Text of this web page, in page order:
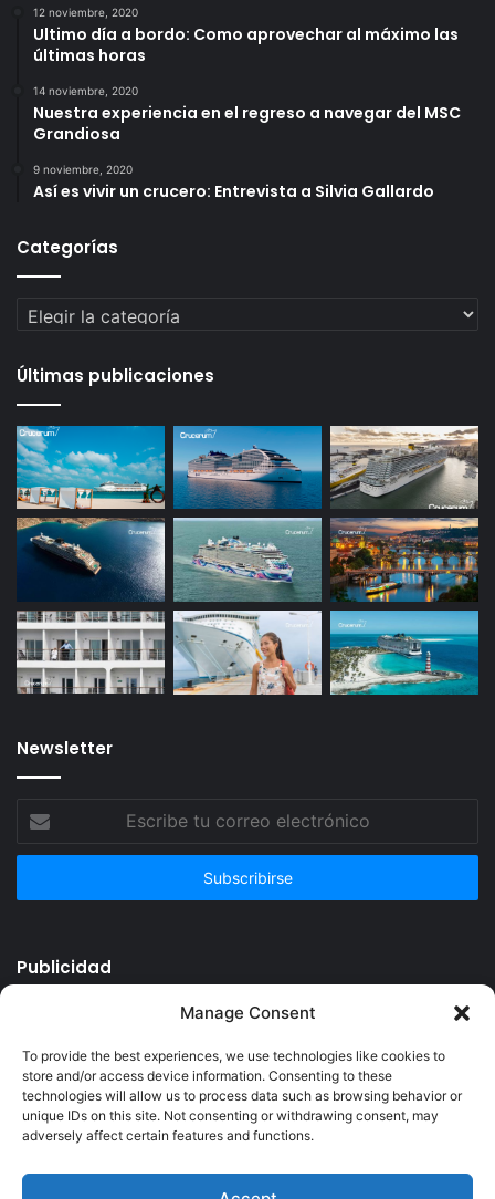
Manage Consent
To provide the best experiences, we use technologies like cookies to
store and/or access device information. Consenting to these
technologies will allow us to process data such as browsing behavior or
unique IDs on this site. Not consenting or withdrawing consent, may
adversely affect certain features and functions.
12 noviembre, 2020
Ultimo día a bordo: Como aprovechar al máximo las
últimas horas
14 noviembre, 2020
Nuestra experiencia en el regreso a navegar del MSC
Grandiosa
9 noviembre, 2020
Así es vivir un crucero: Entrevista a Silvia Gallardo
Categorías
Categorías
Últimas publicaciones
Newsletter
correo
Publicidad